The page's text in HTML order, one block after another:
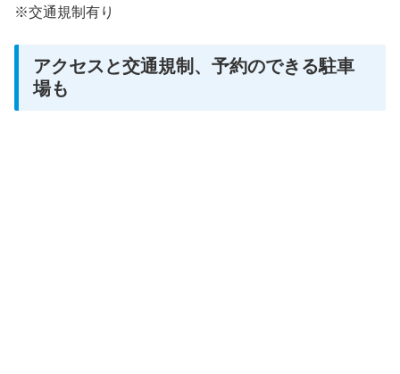
※交通規制有り
アクセスと交通規制、予約のできる駐車
場も